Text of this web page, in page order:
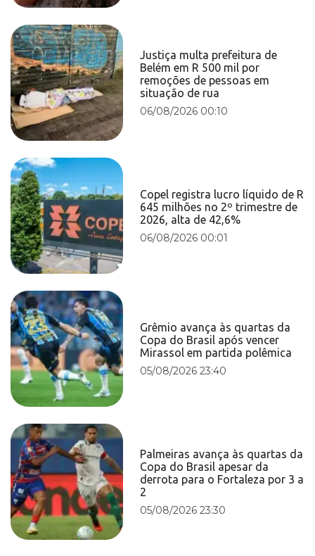
Justiça multa prefeitura de
Belém em R 500 mil por
remoções de pessoas em
situação de rua
06/08/2026 00:10
Copel registra lucro líquido de R
645 milhões no 2º trimestre de
2026, alta de 42,6%
06/08/2026 00:01
Grêmio avança às quartas da
Copa do Brasil após vencer
Mirassol em partida polêmica
05/08/2026 23:40
Palmeiras avança às quartas da
Copa do Brasil apesar da
derrota para o Fortaleza por 3 a
2
05/08/2026 23:30